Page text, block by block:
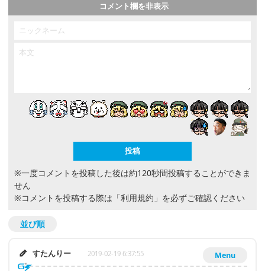
コメント欄を非表示
※一度コメントを投稿した後は約120秒間投稿することができま
せん
※コメントを投稿する際は 「利用規約」 を必ずご確認ください
並び順
Menu
すたんりー 2019-02-19 6:37:55